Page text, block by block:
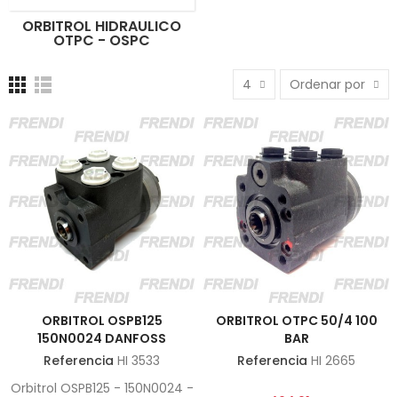
ORBITROL HIDRAULICO
OTPC - OSPC
4 Ordenar por
ORBITROL OSPB125
150N0024 DANFOSS
Referencia HI 3533
Orbitrol OSPB125 - 150N0024 -
ORBITROL OTPC 50/4 100
BAR
Referencia HI 2665